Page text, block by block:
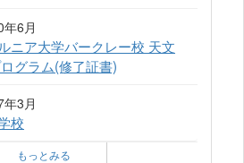
6月
ニア大学バークレー校 天文
グラム(修了証書)
3月
校
もっとみる